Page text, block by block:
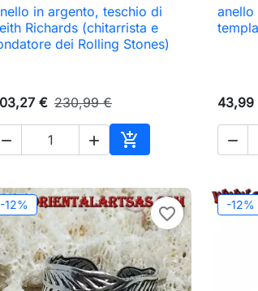
 Anteprima
in argento, teschio di
Richards (chitarrista e
dei Rolling Stones)
€ 230,99 €
  
Aggiungi al carrello
anello
43,99

-12% favorite_border -12%